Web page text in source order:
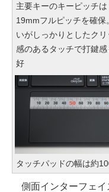
主要キーのキーピッチは
19mmフルピッチを確保
いがしっかりとしたクリ
感のあるタッチで打鍵感
好
タッチパッドの幅は約
側面インターフェイ